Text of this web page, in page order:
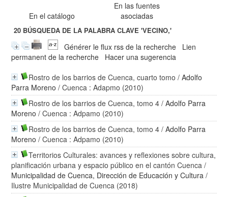
En el catálogo
En las fuentes
asociadas
20 BÚSQUEDA DE LA PALABRA CLAVE'VECINO,'
Générer le flux rss de la recherche
Lien
permanent de la recherche
Hacer una sugerencia
Rostro de los barrios de Cuenca, cuarto tomo /Adolfo
Parra Moreno / Cuenca : Adapmo (2010)
Rostro de los barrios de Cuenca, tomo 4 /Adolfo Parra
Moreno / Cuenca : Adpamo (2010)
Rostro de los barrios de Cuenca, tomo 4 /Adolfo Parra
Moreno / Cuenca : Adpamo (2010)
Territorios Culturales: avances y reflexiones sobre cultura,
planificación urbana y espacio público en el cantón Cuenca /
Municipalidad de Cuenca, Dirección de Educación y Cultura /
Ilustre Municipalidad de Cuenca (2018)